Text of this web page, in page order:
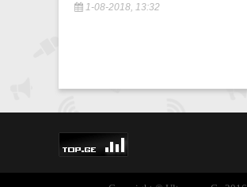
1-08-2018, 13:32